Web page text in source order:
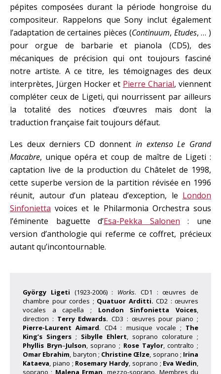
pépites composées durant la période hongroise du
compositeur. Rappelons que Sony inclut également
l’adaptation de certaines pièces (Continuum, Etudes, … )
pour orgue de barbarie et pianola (CD5), des
mécaniques de précision qui ont toujours fasciné
notre artiste. A ce titre, les témoignages des deux
interprètes, Jürgen Hocker et Pierre Charial, viennent
compléter ceux de Ligeti, qui nourrissent par ailleurs
la totalité des notices d’œuvres mais dont la
traduction française fait toujours défaut.
Les deux derniers CD donnent in extenso Le Grand
Macabre, unique opéra et coup de maître de Ligeti :
captation live de la production du Châtelet de 1998,
cette superbe version de la partition révisée en 1996
réunit, autour d’un plateau d’exception, le London
Sinfonietta voices et le Philarmonia Orchestra sous
l’éminente baguette d’Esa-Pekka Salonen : une
version d’anthologie qui referme ce coffret, précieux
autant qu’incontournable.
György Ligeti (1923-2006) : Works. CD1 : œuvres de
chambre pour cordes ; Quatuor Arditti. CD2 : œuvres
vocales a capella ; London Sinfonietta Voices,
direction : Terry Edwards.CD3 : œuvres pour piano ;
Pierre-Laurent Aimard. CD4 : musique vocale ; The
King’s Singers ; Sibylle Ehlert, soprano colorature ;
Phyllis Bryn–Julson, soprano ; Rose Taylor, contralto ;
Omar Ebrahim, baryton ; Christine Œlze, soprano ; Irina
Kataeva, piano ; Rosemary Hardy, soprano ; Eva Wedin,
soprano ; Malena Erman,mezzo-soprano. Membres du